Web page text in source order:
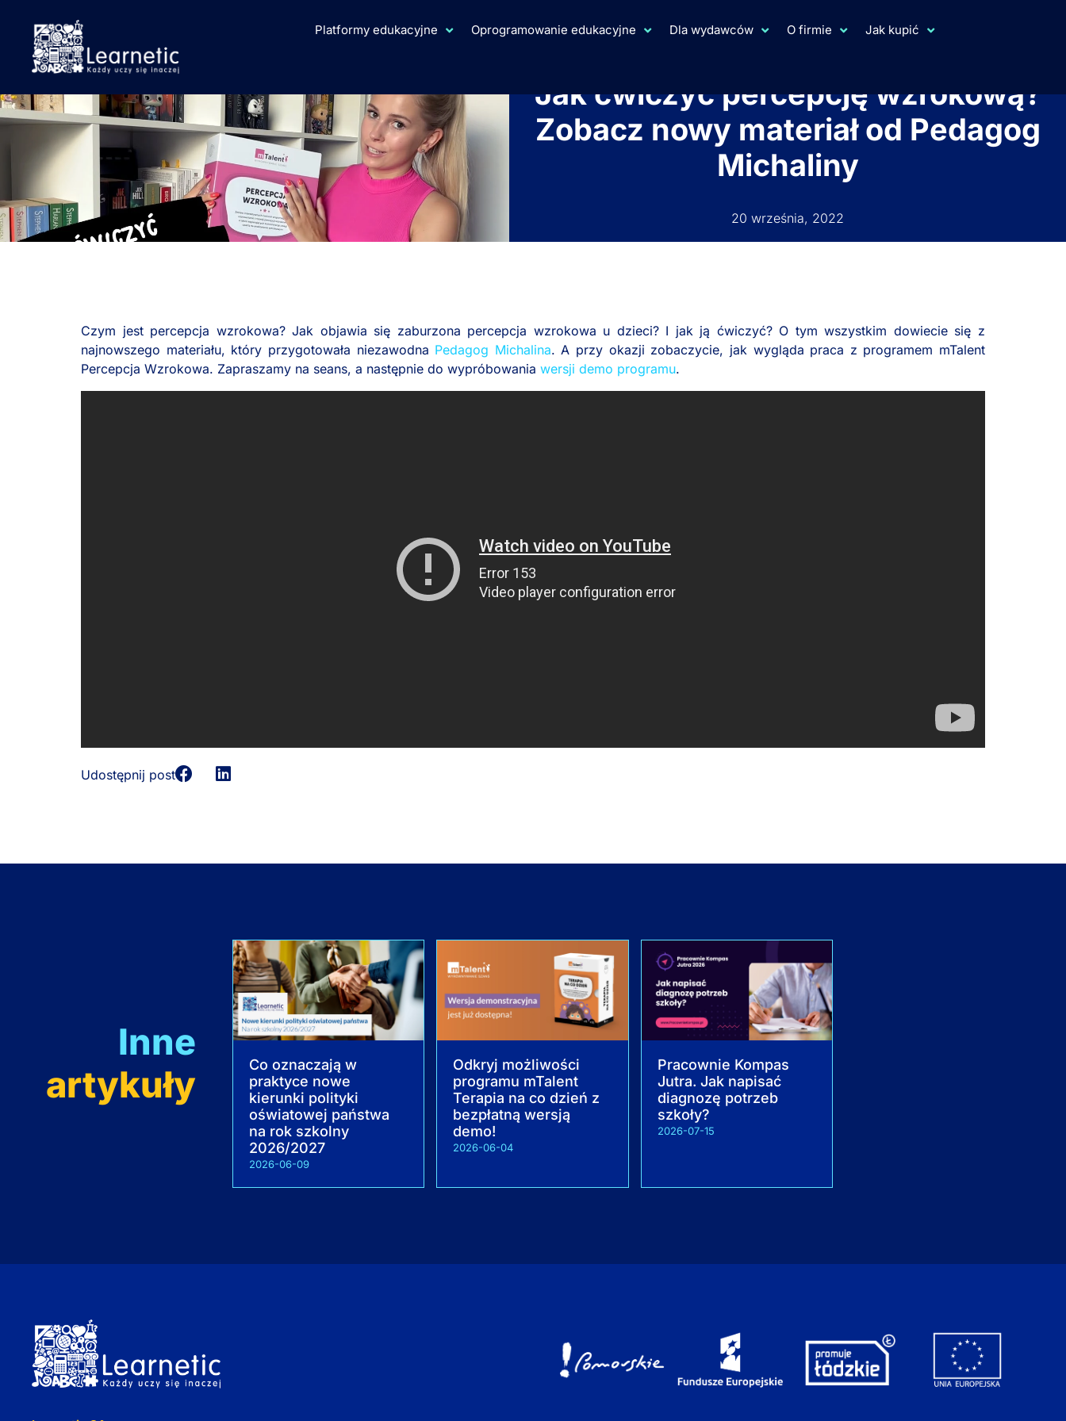
Platformy edukacyjne Oprogramowanie edukacyjne Dla wydawców O firmie Jak kupić
Jak ćwiczyć percepcję wzrokową?
Zobacz nowy materiał od Pedagog
Michaliny
20 września, 2022
Czym jest percepcja wzrokowa? Jak objawia się zaburzona percepcja wzrokowa u dzieci? I jak ją ćwiczyć? O tym wszystkim dowiecie się z
najnowszego materiału, który przygotowała niezawodna Pedagog Michalina. A przy okazji zobaczycie, jak wygląda praca z programem mTalent
Percepcja Wzrokowa. Zapraszamy na seans, a następnie do wypróbowania wersji demo programu.
Udostępnij post
Inne
artykuły
Co oznaczają w
praktyce nowe
kierunki polityki
oświatowej państwa
na rok szkolny
2026/2027
2026-06-09
Odkryj możliwości
programu mTalent
Terapia na co dzień z
bezpłatną wersją
demo!
2026-06-04
Pracownie Kompas
Jutra. Jak napisać
diagnozę potrzeb
szkoły?
2026-07-15